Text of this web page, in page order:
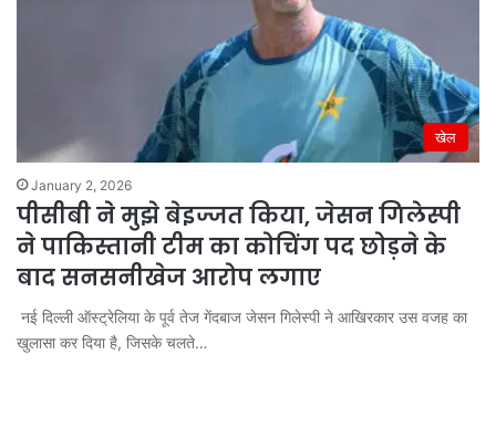
खेल
January 2, 2026
पीसीबी ने मुझे बेइज्जत किया, जेसन गिलेस्पी
ने पाकिस्तानी टीम का कोचिंग पद छोड़ने के
बाद सनसनीखेज आरोप लगाए
नई दिल्ली ऑस्ट्रेलिया के पूर्व तेज गेंदबाज जेसन गिलेस्पी ने आखिरकार उस वजह का
खुलासा कर दिया है, जिसके चलते…